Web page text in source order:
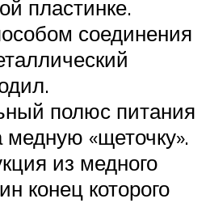
пластинке.
соединения
полюс питания
медную «щеточку».
из медного
конец которого